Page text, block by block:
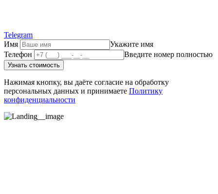
Telegram
Имя
Укажите имя
Телефон
Введите номер полностью
Узнать стоимость
Нажимая кнопку, вы даёте согласие на обработку
персональных данных и принимаете Политику
конфиденциальности